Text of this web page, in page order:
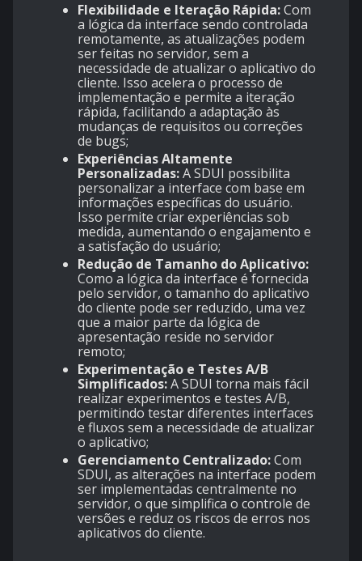
Flexibilidade e Iteração Rápida:Com
a lógica da interface sendo controlada
remotamente, as atualizações podem
ser feitas no servidor, sem a
necessidade de atualizar o aplicativo do
cliente. Isso acelera o processo de
implementação e permite a iteração
rápida, facilitando a adaptação às
mudanças de requisitos ou correções
de bugs;
Experiências Altamente
Personalizadas:A SDUI possibilita
personalizar a interface com base em
informações específicas do usuário.
Isso permite criar experiências sob
medida, aumentando o engajamento e
a satisfação do usuário;
Redução de Tamanho do Aplicativo:
Como a lógica da interface é fornecida
pelo servidor, o tamanho do aplicativo
do cliente pode ser reduzido, uma vez
que a maior parte da lógica de
apresentação reside no servidor
remoto;
Experimentação e Testes A/B
Simplificados:A SDUI torna mais fácil
realizar experimentos e testes A/B,
permitindo testar diferentes interfaces
e fluxos sem a necessidade de atualizar
o aplicativo;
Gerenciamento Centralizado:Com
SDUI, as alterações na interface podem
ser implementadas centralmente no
servidor, o que simplifica o controle de
versões e reduz os riscos de erros nos
aplicativos do cliente.